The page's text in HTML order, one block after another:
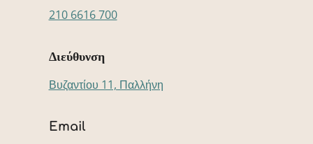
210 6616 700
Διεύθυνση
Βυζαντίου 11, Παλλήνη
Email